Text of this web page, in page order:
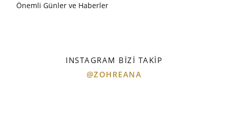
Önemli Günler ve Haberler
INSTAGRAM BIZI TAKIP
@ZOHREANA